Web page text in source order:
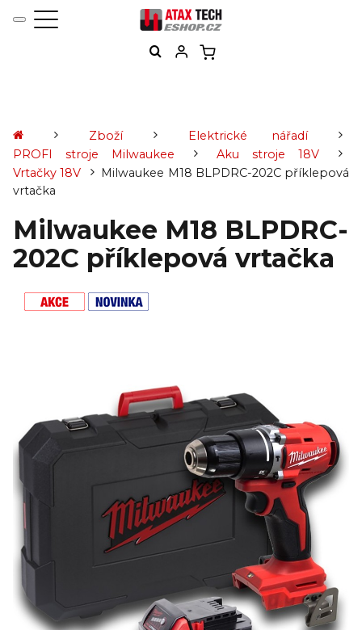
Zboží
Elektrické nářadí
PROFI stroje Milwaukee
Aku stroje 18V
Vrtačky 18V
Milwaukee M18 BLPDRC-202C příklepová
vrtačka
Milwaukee M18 BLPDRC-
202C příklepová vrtačka